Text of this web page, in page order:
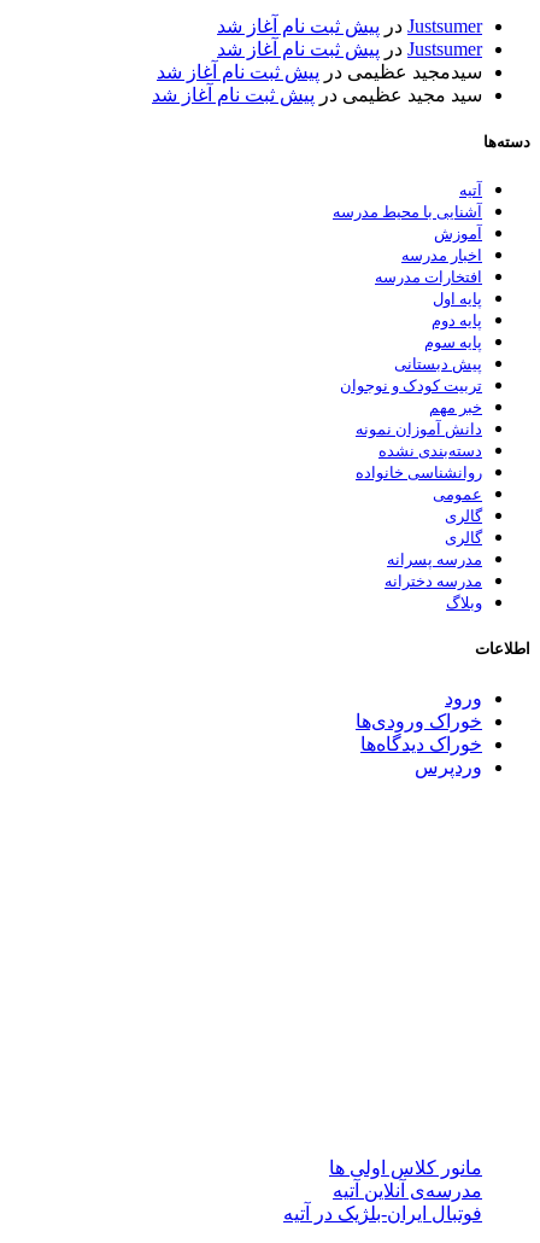
Justsumer در پیش ثبت نام آغاز شد
Justsumer در پیش ثبت نام آغاز شد
سیدمجید عظیمی در پیش ثبت نام آغاز شد
سید مجید عظیمی در پیش ثبت نام آغاز شد
دسته‌ها
آتیه
آشنایی با محیط مدرسه
آموزش
اخبار مدرسه
افتخارات مدرسه
پایه اول
پایه دوم
پایه سوم
پیش دبستانی
تربیت کودک و نوجوان
خبر مهم
دانش آموزان نمونه
دسته‌بندی نشده
روانشناسی خانواده
عمومی
گالری
گالری
مدرسه پسرانه
مدرسه دخترانه
وبلاگ
اطلاعات
ورود
خوراک ورودی‌ها
خوراک دیدگاه‌ها
وردپرس
مانور کلاس اولی ها
مدرسه‌ی آنلاین آتیه
فوتبال ایران-بلژیک در آتیه